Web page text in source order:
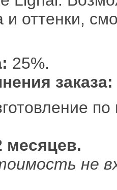
и оттенки,
25%.
заказа:
месяцев.
не